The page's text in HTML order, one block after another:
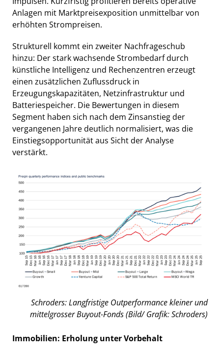
Anlagen mit Marktpreisexposition unmittelbar von
erhöhten Strompreisen.
Strukturell kommt ein zweiter Nachfrageschub
hinzu: Der stark wachsende Strombedarf durch
künstliche Intelligenz und Rechenzentren erzeugt
einen zusätzlichen Zuflussdruck in
Erzeugungskapazitäten, Netzinfrastruktur und
Batteriespeicher. Die Bewertungen in diesem
Segment haben sich nach dem Zinsanstieg der
vergangenen Jahre deutlich normalisiert, was die
Einstiegsopportunität aus Sicht der Analyse
verstärkt.
Schroders: Langfristige Outperformance kleiner und
mittelgrosser Buyout-Fonds (Bild/ Grafik: Schroders)
Immobilien: Erholung unter Vorbehalt